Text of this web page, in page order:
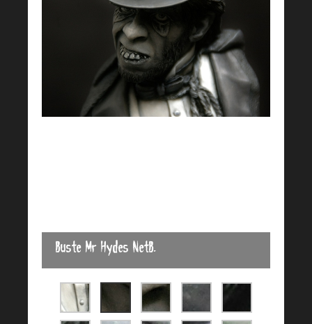
Buste Mr Hydes NetB.